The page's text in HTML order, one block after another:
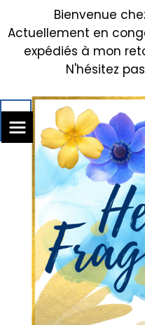
Bienvenue
Actuellement en
expédiés à mon
N'hésitez